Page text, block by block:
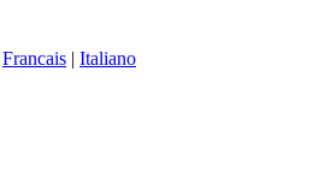
Francais | Italiano